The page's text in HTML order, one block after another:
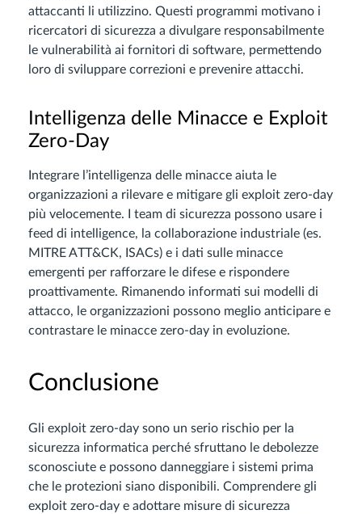
attaccanti li utilizzino. Questi programmi motivano i
ricercatori di sicurezza a divulgare responsabilmente
le vulnerabilità ai fornitori di software, permettendo
loro di sviluppare correzioni e prevenire attacchi.
Intelligenza delle Minacce e Exploit
Zero-Day
Integrare l’intelligenza delle minacce aiuta le
organizzazioni a rilevare e mitigare gli exploit zero-day
più velocemente. I team di sicurezza possono usare i
feed di intelligence, la collaborazione industriale (es.
MITRE ATT&CK, ISACs) e i dati sulle minacce
emergenti per rafforzare le difese e rispondere
proattivamente. Rimanendo informati sui modelli di
attacco, le organizzazioni possono meglio anticipare e
contrastare le minacce zero-day in evoluzione.
Conclusione
Gli exploit zero-day sono un serio rischio per la
sicurezza informatica perché sfruttano le debolezze
sconosciute e possono danneggiare i sistemi prima
che le protezioni siano disponibili. Comprendere gli
exploit zero-day e adottare misure di sicurezza